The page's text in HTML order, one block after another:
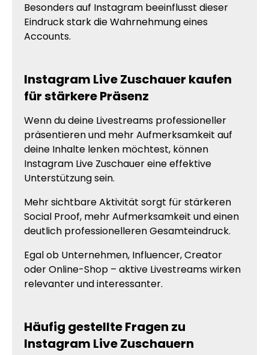
Besonders auf Instagram beeinflusst dieser
Eindruck stark die Wahrnehmung eines
Accounts.
Instagram Live Zuschauer kaufen
für stärkere Präsenz
Wenn du deine Livestreams professioneller
präsentieren und mehr Aufmerksamkeit auf
deine Inhalte lenken möchtest, können
Instagram Live Zuschauer eine effektive
Unterstützung sein.
Mehr sichtbare Aktivität sorgt für stärkeren
Social Proof, mehr Aufmerksamkeit und einen
deutlich professionelleren Gesamteindruck.
Egal ob Unternehmen, Influencer, Creator
oder Online-Shop – aktive Livestreams wirken
relevanter und interessanter.
Häufig gestellte Fragen zu
Instagram Live Zuschauern